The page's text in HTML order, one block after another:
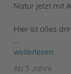
Natur jetzt mit
Hier ist alles
…
weiterlesen
Ab 3 Jahre